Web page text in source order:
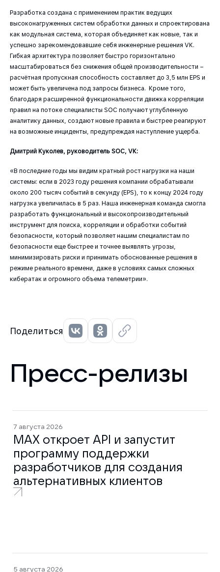
Разработка создана с применением практик ведущих
высоконагруженных систем обработки данных и спроектирована
как модульная система, которая объединяет как новые, так и
успешно зарекомендовавшие себя инженерные решения VK.
Гибкая архитектура позволяет быстро горизонтально
масштабироваться без снижения общей производительности –
расчётная пропускная способность составляет до 3,5 млн EPS и
может быть увеличена под запросы бизнеса. Кроме того,
благодаря расширенной функциональности движка корреляции
правил на потоке специалисты SOC получают углубленную
аналитику данных, создают новые правила и быстрее реагируют
на возможные инциденты, предупреждая наступление ущерба.
Дмитрий Куколев, руководитель SOC, VK:
«В последние годы мы видим кратный рост нагрузки на наши
системы: если в 2023 году решения компании обрабатывали
около 200 тысяч событий в секунду (EPS), то к концу 2024 году
нагрузка увеличилась в 5 раз. Наша инженерная команда смогла
разработать функциональный и высокопроизводительный
инструмент для поиска, корреляции и обработки событий
безопасности, который позволяет нашим специалистам по
безопасности еще быстрее и точнее выявлять угрозы,
минимизировать риски и принимать обоснованные решения в
режиме реального времени, даже в условиях самых сложных
кибератак и огромного объема телеметрии».
Поделиться
Пресс-релизы
7 августа 2026
MAX откроет API и запустит
программу поддержки
разработчиков для создания
альтернативных клиентов
5 августа 2026